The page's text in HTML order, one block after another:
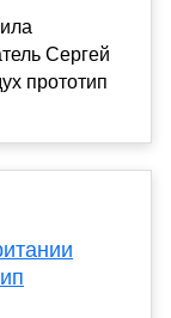
Сергей
прототип